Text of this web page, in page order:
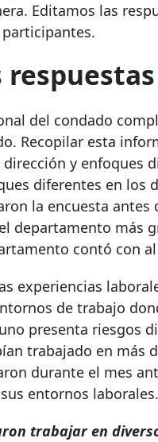
Editamos las
respuestas
del condado
Recopilar esta
y
diferentes en los
la encuesta
departamento más
contó con
experiencias
de trabajo
presenta riesgos
trabajado en más
durante el mes
entornos laborales.
trabajar en